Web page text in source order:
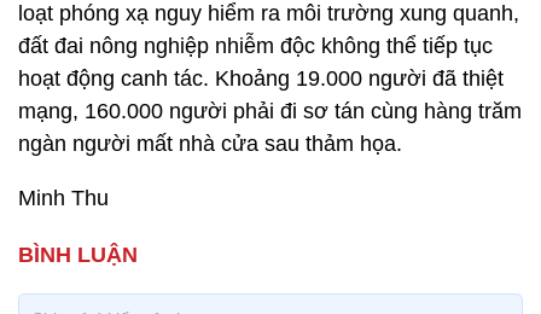
loạt phóng xạ nguy hiểm ra môi trường xung quanh,
đất đai nông nghiệp nhiễm độc không thể tiếp tục
hoạt động canh tác. Khoảng 19.000 người đã thiệt
mạng, 160.000 người phải đi sơ tán cùng hàng trăm
ngàn người mất nhà cửa sau thảm họa.
Minh Thu